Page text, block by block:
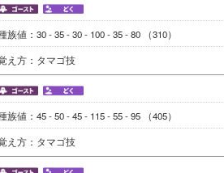
族値：30 - 35 - 30 - 100 - 35 - 80 （310）
え方：タマゴ技
族値：45 - 50 - 45 - 115 - 55 - 95 （405）
え方：タマゴ技